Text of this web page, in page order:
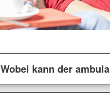
Wobei kann der